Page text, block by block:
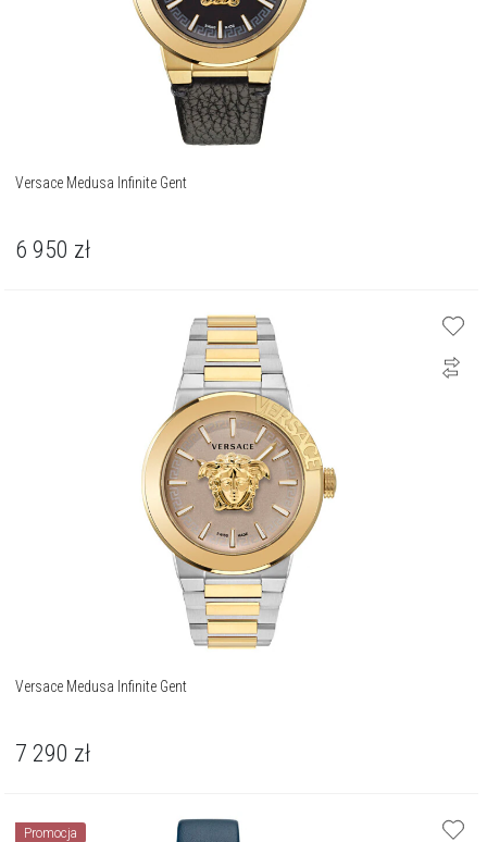
Versace Medusa Infinite Gent
6 950 zł
Versace Medusa Infinite Gent
7 290 zł
Promocja